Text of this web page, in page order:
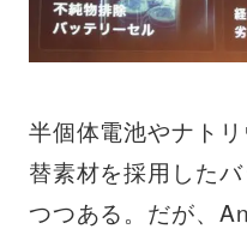
半個体電池やナト
替素材を採用した
つつある。だが、